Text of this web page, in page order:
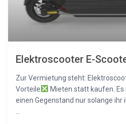
Elektroscooter E-
Zur Vermietung steht:
Vorteile
Mieten statt kaufen.
einen Gegenstand nur solange ihr